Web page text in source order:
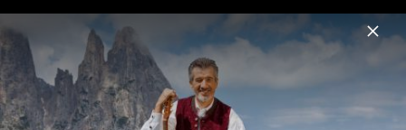
Menu
Oswald Sattler